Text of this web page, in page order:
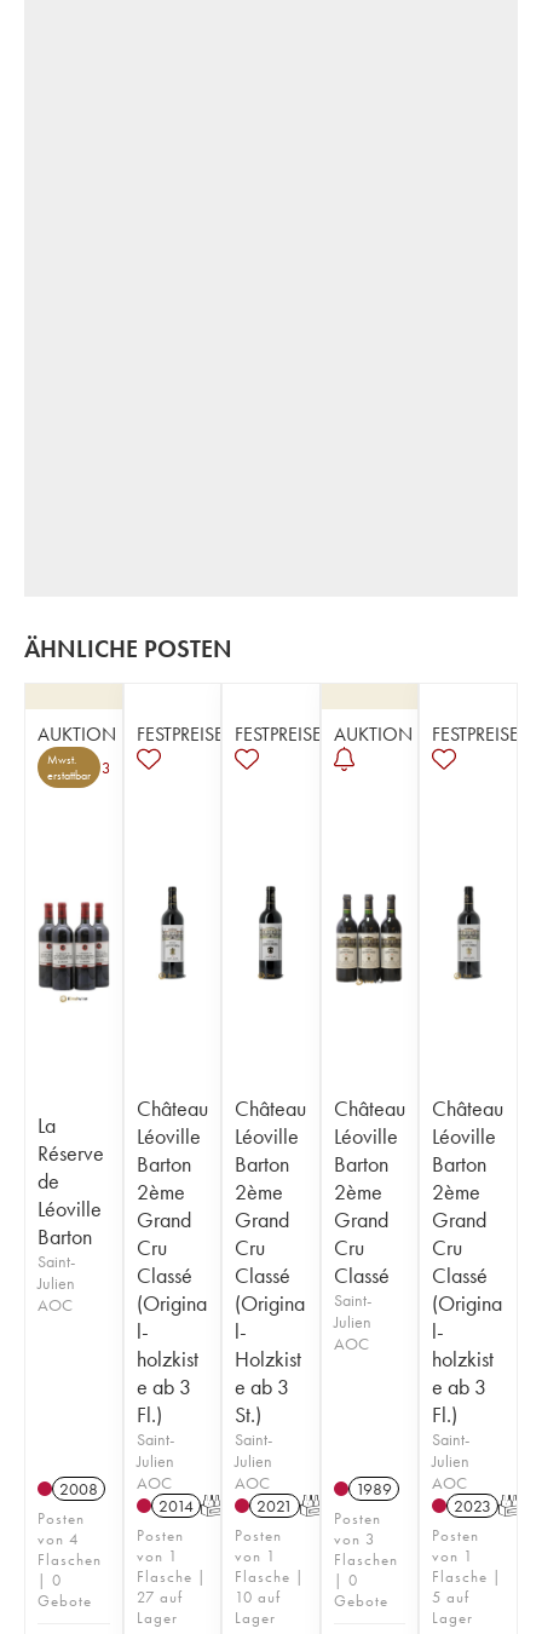
ÄHNLICHE POSTEN
AUKTION
Mwst.
erstattbar
3
La
Réserve
de
Léoville
Barton
Saint-
Julien
AOC
2008
Posten
von 4
Flaschen
| 0
Gebote
FESTPREISE
Château
Léoville
Barton
2ème
Grand
Cru
Classé
(Origina
l-
holzkist
e ab 3
Fl.)
Saint-
Julien
AOC
2014 T
Posten
von 1
Flasche |
27 auf
Lager
FESTPREISE
Château
Léoville
Barton
2ème
Grand
Cru
Classé
(Origina
l-
Holzkist
e ab 3
St.)
Saint-
Julien
AOC
2021 T
Posten
von 1
Flasche |
10 auf
Lager
AUKTION
Château
Léoville
Barton
2ème
Grand
Cru
Classé
Saint-
Julien
AOC
1989
Posten
von 3
Flaschen
| 0
Gebote
FESTPREISE
Château
Léoville
Barton
2ème
Grand
Cru
Classé
(Origina
l-
holzkist
e ab 3
Fl.)
Saint-
Julien
AOC
2023 T
Posten
von 1
Flasche |
5 auf
Lager